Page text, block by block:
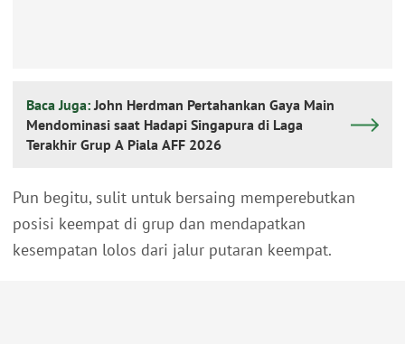
Baca Juga:John Herdman Pertahankan Gaya Main
Mendominasi saat Hadapi Singapura di Laga
Terakhir Grup A Piala AFF 2026
Pun begitu, sulit untuk bersaing memperebutkan
posisi keempat di grup dan mendapatkan
kesempatan lolos dari jalur putaran keempat.